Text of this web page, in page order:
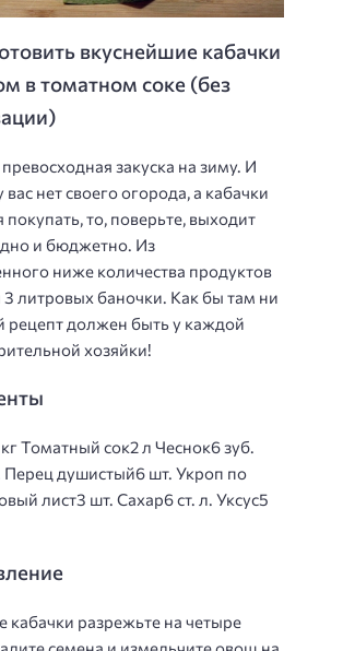
вкуснейшие кабачки
в томатном соке (без
закуска на зиму. И
вас нет своего огорода, а кабачки
покупать, то, поверьте, выходит
и бюджетно. Из
ниже количества продуктов
3 литровых баночки. Как бы там ни
рецепт должен быть у каждой
хозяйки!
Томатный сок2 л Чеснок6 зуб.
Перец душистый6 шт. Укроп по
лист3 шт. Сахар6 ст. л. Уксус5
разрежьте на четыре